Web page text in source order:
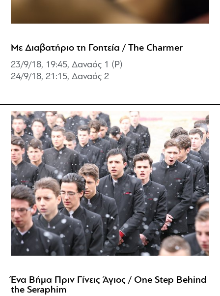
Με Διαβατήριο τη Γοητεία / The Charmer
23/9/18, 19:45, Δαναός 1 (P)
24/9/18, 21:15,Δαναός 2
Ένα Βήμα Πριν Γίνεις Άγιος / One Step Behind
the Seraphim